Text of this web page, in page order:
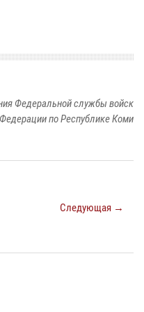
Федеральной службы войск
по Республике Коми
Следующая →